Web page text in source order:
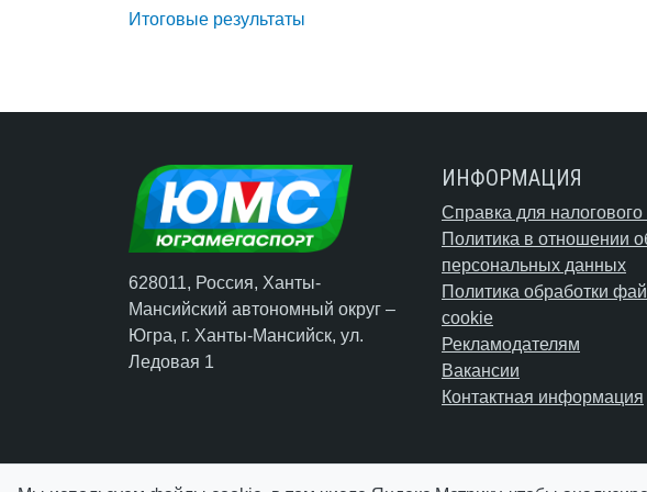
Итоговые результаты
628011, Россия, Ханты-
Мансийский автономный округ –
Югра, г. Ханты-Мансийск, ул.
Ледовая 1
ИНФОРМАЦИЯ
Справка для налогового
Политика в отношении
персональных данных
Политика обработки
cookie
Рекламодателям
Вакансии
Контактная информация